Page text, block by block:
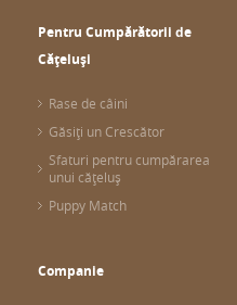
Pentru Cumpărătorii de
Cățeluși
Rase de câini
Găsiți un Crescător
Sfaturi pentru cumpărarea
unui cățeluș
Puppy Match
Companie